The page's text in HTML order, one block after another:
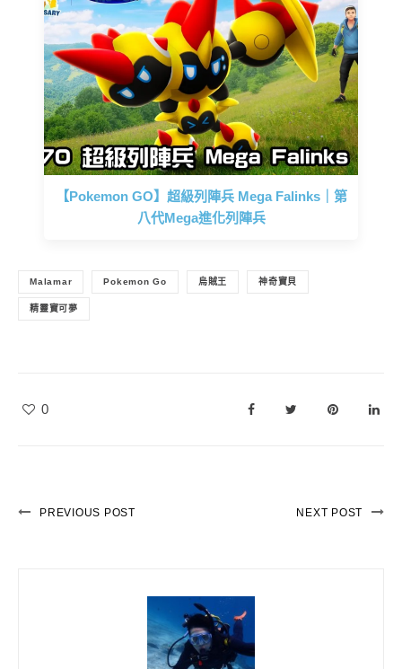
【Pokemon GO】超級列陣兵 Mega Falinks｜第
八代Mega進化列陣兵
Malamar Pokemon Go 烏賊王 神奇寶貝
精靈寶可夢
0
PREVIOUS POST NEXT POST